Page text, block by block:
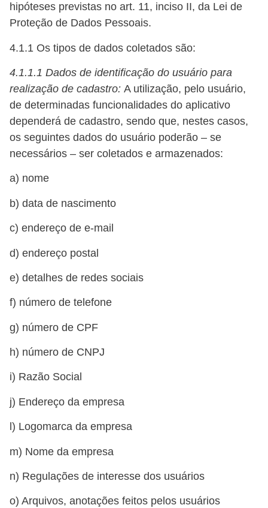
hipóteses previstas no art. 11, inciso II, da Lei de
Proteção de Dados Pessoais.
4.1.1 Os tipos de dados coletados são:
4.1.1.1 Dados de identificação do usuário para
realização de cadastro: A utilização, pelo usuário,
de determinadas funcionalidades do aplicativo
dependerá de cadastro, sendo que, nestes casos,
os seguintes dados do usuário poderão – se
necessários – ser coletados e armazenados:
a) nome
b) data de nascimento
c) endereço de e-mail
d) endereço postal
e) detalhes de redes sociais
f) número de telefone
g) número de CPF
h) número de CNPJ
i) Razão Social
j) Endereço da empresa
l) Logomarca da empresa
m) Nome da empresa
n) Regulações de interesse dos usuários
o) Arquivos, anotações feitos pelos usuários